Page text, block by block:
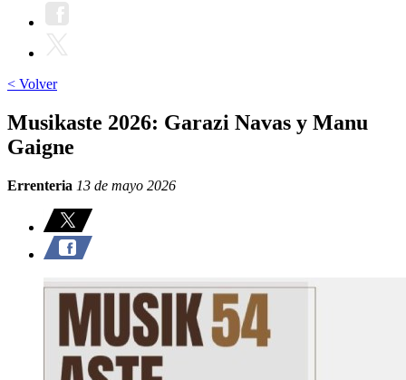
< Volver
Musikaste 2026: Garazi Navas y Manu
Gaigne
Errenteria 13 de mayo 2026